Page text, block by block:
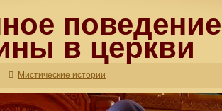
поведение
в церкви
Мистические истории